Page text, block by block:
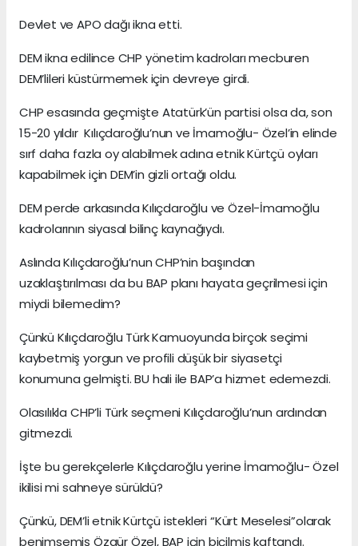
Devlet ve APO dağı ikna etti.
DEM ikna edilince CHP yönetim kadroları mecburen
DEM’lileri küstürmemek için devreye girdi.
CHP esasında geçmişte Atatürk’ün partisi olsa da, son
15-20 yıldır Kılıçdaroğlu’nun ve İmamoğlu- Özel’in elinde
sırf daha fazla oy alabilmek adına etnik Kürtçü oyları
kapabilmek için DEM’in gizli ortağı oldu.
DEM perde arkasında Kılıçdaroğlu ve Özel-İmamoğlu
kadrolarının siyasal bilinç kaynağıydı.
Aslında Kılıçdaroğlu’nun CHP’nin başından
uzaklaştırılması da bu BAP planı hayata geçrilmesi için
miydi bilemedim?
Çünkü Kılıçdaroğlu Türk Kamuoyunda birçok seçimi
kaybetmiş yorgun ve profili düşük bir siyasetçi
konumuna gelmişti. BU hali ile BAP’a hizmet edemezdi.
Olasılıkla CHP’li Türk seçmeni Kılıçdaroğlu’nun ardından
gitmezdi.
İşte bu gerekçelerle Kılıçdaroğlu yerine İmamoğlu- Özel
ikilisi mi sahneye sürüldü?
Çünkü, DEM’li etnik Kürtçü istekleri “Kürt Meselesi”olarak
benimsemiş Özgür Özel, BAP için biçilmiş kaftandı.